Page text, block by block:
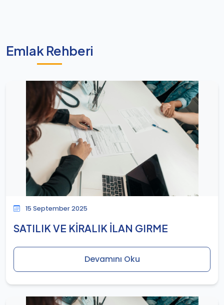
Emlak Rehberi
15 September 2025
SATILIK VE KİRALIK İLAN GIRME
Devamını Oku